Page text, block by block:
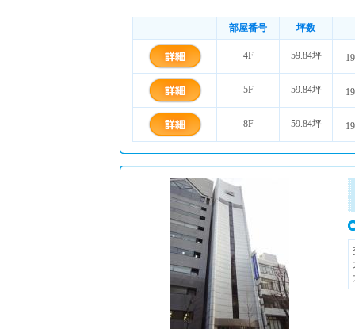
部屋番号 坪数
4F 59.84坪
5F 59.84坪
8F 59.84坪